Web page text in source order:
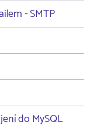
- SMTP
do MySQL